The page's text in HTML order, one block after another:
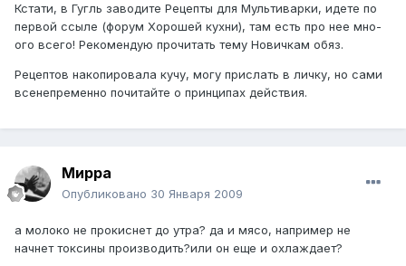
Кстати, в Гугль заводите Рецепты для Мультиварки, идете по
первой ссыле (форум Хорошей кухни), там есть про нее мно-
ого всего! Рекомендую прочитать тему Новичкам обяз.
Рецептов накопировала кучу, могу прислать в личку, но сами
всенепременно почитайте о принципах действия.
Мирра
Опубликовано 30 Января 2009
а молоко не прокиснет до утра? да и мясо, например не
начнет токсины производить?или он еще и охлаждает?